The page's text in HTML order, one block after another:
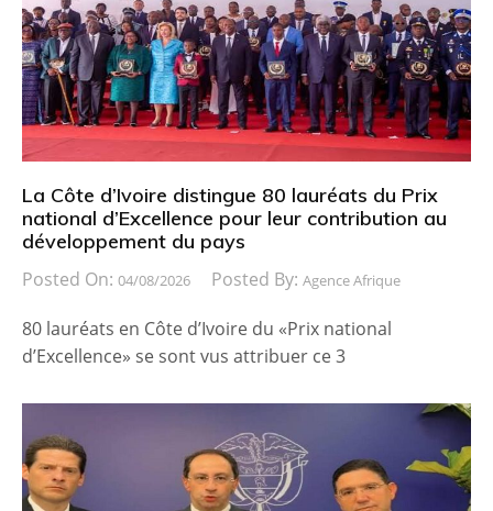
La Côte d’Ivoire distingue 80 lauréats du Prix
national d’Excellence pour leur contribution au
développement du pays
Posted On: 04/08/2026 Posted By: Agence Afrique
80 lauréats en Côte d’Ivoire du «Prix national
d’Excellence» se sont vus attribuer ce 3